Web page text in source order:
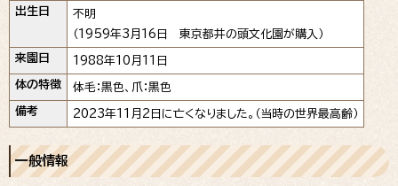
出生日
不明
（1959年3月16日 東京都井の頭文化園が購入）
来園日 1988年10月11日
体の特徴 体毛：黒色、爪：黒色
備考 2023年11月2日に亡くなりました。（当時の世界最高齢）
一般情報